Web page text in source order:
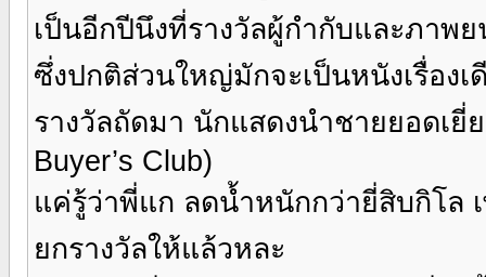
เป็นอีกปีนึงที่รางวัลผู้กำกับและภาพ
ซึ่งปกติส่วนใหญ่มักจะเป็นหนังเรื่อง
รางวัลถัดมา นักแสดงนำชายยอดเ
Buyer’s Club)
แค่รู้ว่าพี่แก ลดน้ำหนักกว่ายี่สิบกิโล
ยกรางวัลให้แล้วหละ